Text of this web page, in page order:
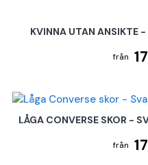
KVINNA UTAN ANSIKTE
LÅGA CONVERSE SKOR -